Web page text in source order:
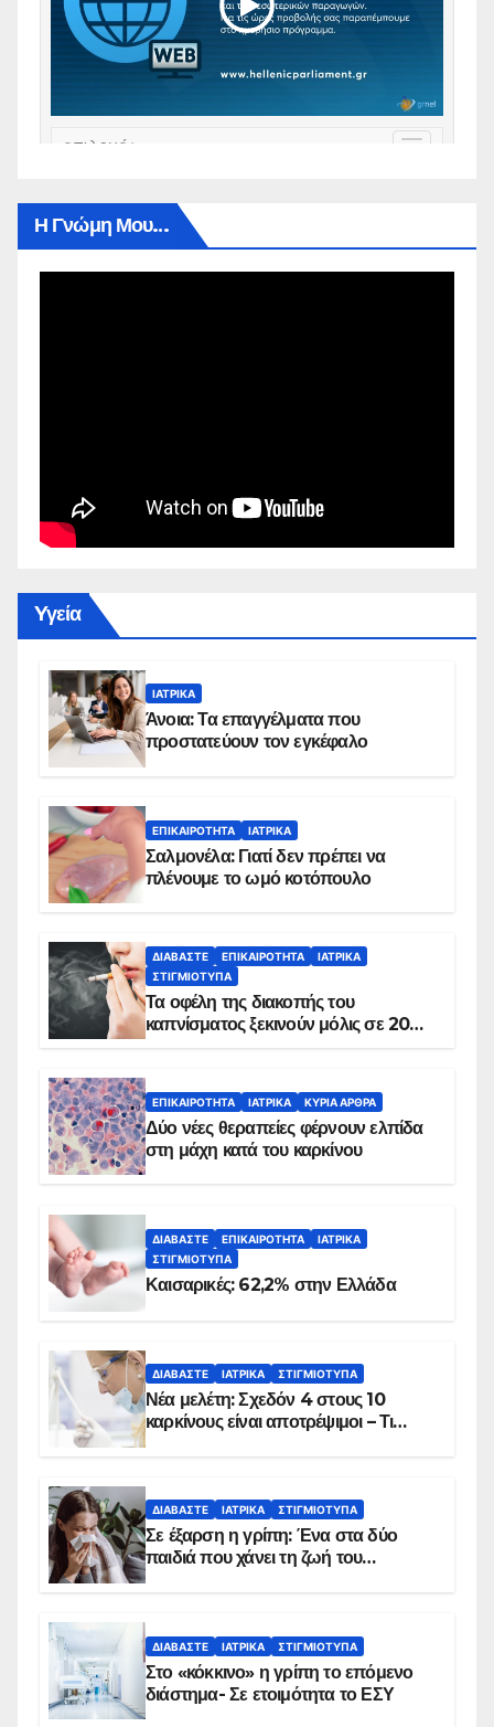
Η Γνώμη Μου…
Yγεία
ΙΑΤΡΙΚΆ
Άνοια: Τα επαγγέλματα που
προστατεύουν τον εγκέφαλο
ΕΠΙΚΑΙΡΌΤΗΤΑ ΙΑΤΡΙΚΆ
Σαλμονέλα: Γιατί δεν πρέπει να
πλένουμε το ωμό κοτόπουλο
ΔΙΑΒΆΣΤΕ ΕΠΙΚΑΙΡΌΤΗΤΑ
ΙΑΤΡΙΚΆ
ΣΤΙΓΜΙΌΤΥΠΑ
Τα οφέλη της διακοπής του
καπνίσματος ξεκινούν μόλις σε 20
ΕΠΙΚΑΙΡΌΤΗΤΑ ΙΑΤΡΙΚΆ ΚΥΡΙΑ ΑΡΘΡΑ
Δύο νέες θεραπείες φέρνουν ελπίδα
στη μάχη κατά του καρκίνου
ΔΙΑΒΆΣΤΕ ΕΠΙΚΑΙΡΌΤΗΤΑ
ΙΑΤΡΙΚΆ
ΣΤΙΓΜΙΌΤΥΠΑ
Καισαρικές: 62,2% στην Ελλάδα
ΔΙΑΒΆΣΤΕ ΙΑΤΡΙΚΆ ΣΤΙΓΜΙΌΤΥΠΑ
Νέα μελέτη: Σχεδόν 4 στους 10
καρκίνους είναι αποτρέψιμοι – Τι
ΔΙΑΒΆΣΤΕ ΙΑΤΡΙΚΆ ΣΤΙΓΜΙΌΤΥΠΑ
Σε έξαρση η γρίπη: Ένα στα δύο
παιδιά που χάνει τη ζωή του
ΔΙΑΒΆΣΤΕ ΙΑΤΡΙΚΆ ΣΤΙΓΜΙΌΤΥΠΑ
Στο «κόκκινο» η γρίπη το επόμενο
διάστημα- Σε ετοιμότητα το ΕΣΥ